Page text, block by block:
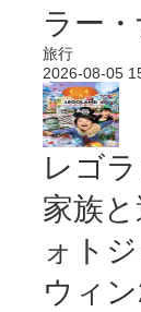
ラー
旅行
2026-08-05
レゴ
家族
ォト
ウィ